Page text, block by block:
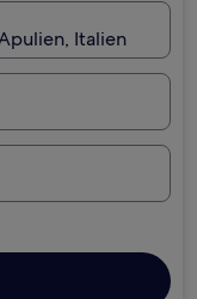
Italien